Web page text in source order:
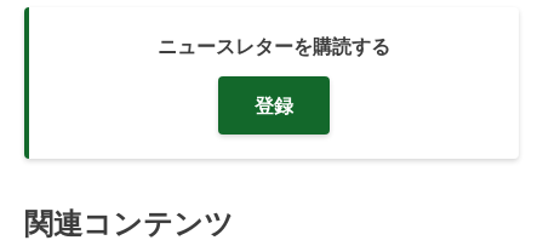
ニュースレターを購読する
登録
関連コンテンツ